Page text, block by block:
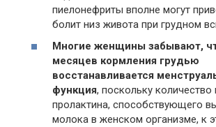
пиелонефриты вполне могут
болит низ живота при грудном
Многие женщины забывают,
месяцев кормления грудью
восстанавливается
функция, поскольку количество
пролактина, способствующего
молока в женском организме, к